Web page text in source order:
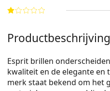
Productbeschrijving
Esprit brillen
kwaliteit en de elegante en
merk staat bekend om het